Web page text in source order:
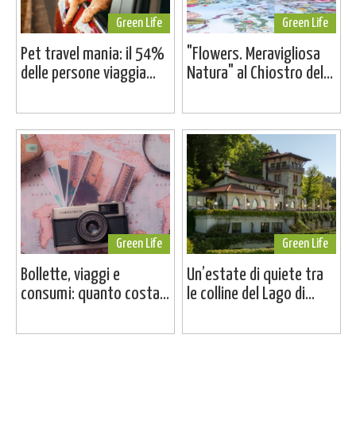
Green Life
Pet travel mania: il 54%
delle persone viaggia...
Green Life
"Flowers. Meravigliosa
Natura" al Chiostro del...
Green Life
Bollette, viaggi e
consumi: quanto costa...
Green Life
Un’estate di quiete tra
le colline del Lago di...